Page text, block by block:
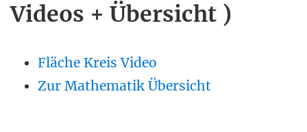
Videos + Übersicht )
Fläche Kreis Video
Zur Mathematik Übersicht